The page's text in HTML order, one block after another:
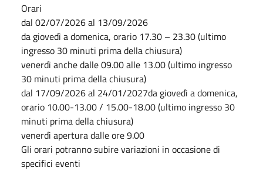
Orari
dal 02/07/2026 al 13/09/2026
da giovedì a domenica, orario 17.30 – 23.30 (ultimo
ingresso 30 minuti prima della chiusura)
venerdì anche dalle 09.00 alle 13.00 (ultimo ingresso
30 minuti prima della chiusura)
dal 17/09/2026 al 24/01/2027da giovedì a domenica,
orario 10.00-13.00 / 15.00-18.00 (ultimo ingresso 30
minuti prima della chiusura)
venerdì apertura dalle ore 9.00
Gli orari potranno subire variazioni in occasione di
specifici eventi